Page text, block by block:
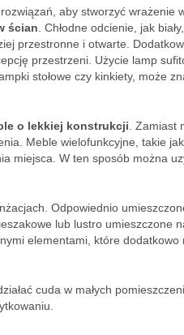
aby stworzyć wrażenie
ścian . Chłodne odcienie, jak
przestronne i otwarte.
przestrzeni. Użycie lamp
stołowe czy kinkiety, może
o lekkiej konstrukcji .
Meble wielofunkcyjne, takie
miejsca. W ten sposób można
Odpowiednio
lub lustro umieszczone
elementami, które
cuda w małych